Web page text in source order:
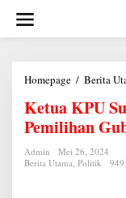
konten
Homepage / Berita
Ketua KPU
Pemilihan
Admin
Mei 26, 2024
Berita Utama, Politik